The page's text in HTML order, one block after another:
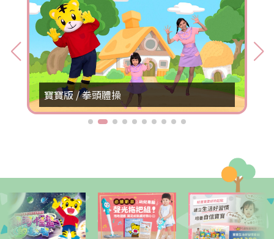
寶寶版 / 拳頭體操